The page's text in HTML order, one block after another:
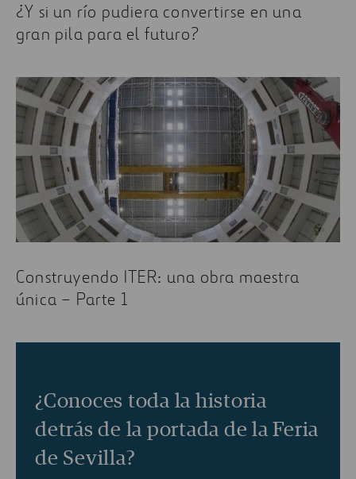
¿Y si un río pudiera convertirse en una
gran pila para el futuro?
Construyendo ITER: una obra maestra
única – Parte 1
¿Conoces toda la historia
detrás de la portada de la Feria
de Sevilla?